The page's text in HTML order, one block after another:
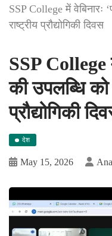
SSP College में वेबिनारः
राष्ट्रीय प्रौद्योगिकी दिवस
SSP College
की उपलब्धि को
प्रौद्योगिकी
देश
May 15, 2026